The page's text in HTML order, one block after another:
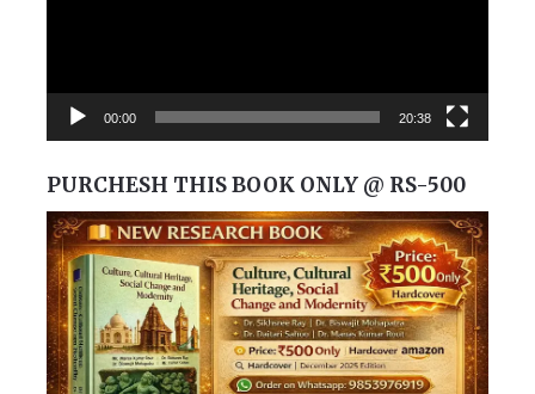
00:00 20:38
PURCHESH THIS BOOK ONLY @ RS-500